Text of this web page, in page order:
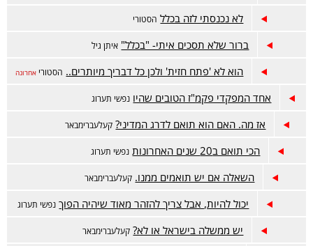
לא נכנסתי לזה בכלל הסטורי
ברור שלא תסכים איתי- "בכלל" איתן גיל
הוא לא 'פתח חזית' ולכן כל דבריך מיותרים.. הסטורי אחרונה
אחד המפקדי פקמ"ז הטובים שהיו נפשי תערוג
אז מה. האם הוא תואם לדרג המדיני? קעלעברימבאר
הכי תואם ב20 שנים האחרונות נפשי תערוג
השאלה אם יש תואמים ממנו. קעלעברימבאר
יכול להיות, אבל צריך להזהר מאוד שיהיה הפוך נפשי תערוג
יש ממשלה בישראל או לא? קעלעברימבאר